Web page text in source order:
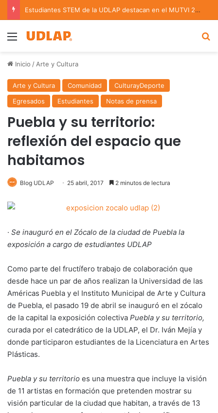
Estudiantes STEM de la UDLAP destacan en el MUTVI 2026
Menu
Inicio / Arte y Cultura
Arte y Cultura Comunidad
CulturayDeporte
Egresados
Estudiantes Notas de prensa
Puebla y su territorio:
reflexión del espacio que
habitamos
Blog UDLAP 25 abril, 2017 2 minutos de lectura
· Se inauguró en el Zócalo de la ciudad de Puebla la
exposición a cargo de estudiantes UDLAP
Como parte del fructífero trabajo de colaboración que
desde hace un par de años realizan la Universidad de las
Américas Puebla y el Instituto Municipal de Arte y Cultura
de Puebla, el pasado 19 de abril se inauguró en el zócalo
de la capital la exposición colectiva Puebla y su territorio,
curada por el catedrático de la UDLAP, el Dr. Iván Mejía y
donde participaron estudiantes de la Licenciatura en Artes
Plásticas.
Puebla y su territorio es una muestra que incluye la visión
de 11 artistas en formación que pretenden mostrar su
visión particular de la ciudad que habitan, a través de 13